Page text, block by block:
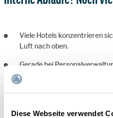
Diese Webseite verwendet
Viele Hotels konzentrieren
Luft nach oben.
Gerade bei
wird Digitalisierung oft